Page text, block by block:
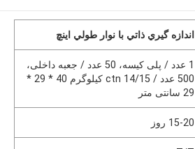
اندازه گيري ذاتي با نوار طولي اينچ
1 عدد / پلی کیسه، 50 عدد / جعبه داخلی،
500 عدد / ctn 14/15 کیلوگرم 40 * 29 *
29 سانتی متر
15-20 روز